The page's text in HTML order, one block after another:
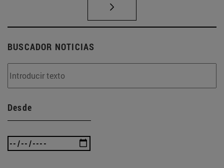
BUSCADOR NOTICIAS
Desde